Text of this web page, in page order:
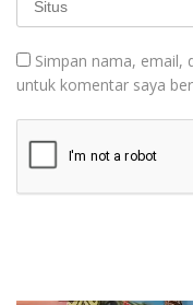
Simpan nama, email,
untuk komentar saya